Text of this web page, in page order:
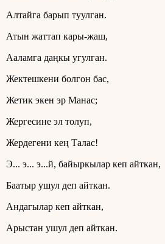
Алтайга барып туулган.
Атын жаттап кары-жаш,
Ааламга даңкы угулган.
Жектешкени болгон бас,
Жетик экен эр Манас;
Жергесине эл толуп,
Жердегени кең Талас!
Э... э... э...й, байыркылар кеп айткан,
Баатыр ушул деп айткан.
Андагылар кеп айткан,
Арыстан ушул деп айткан.